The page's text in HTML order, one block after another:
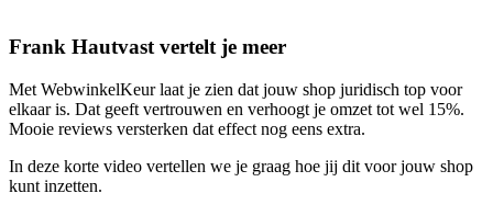
Frank Hautvast vertelt je meer
Met WebwinkelKeur laat je zien dat jouw shop juridisch top voor
elkaar is. Dat geeft vertrouwen en verhoogt je omzet tot wel 15%.
Mooie reviews versterken dat effect nog eens extra.
In deze korte video vertellen we je graag hoe jij dit voor jouw shop
kunt inzetten.